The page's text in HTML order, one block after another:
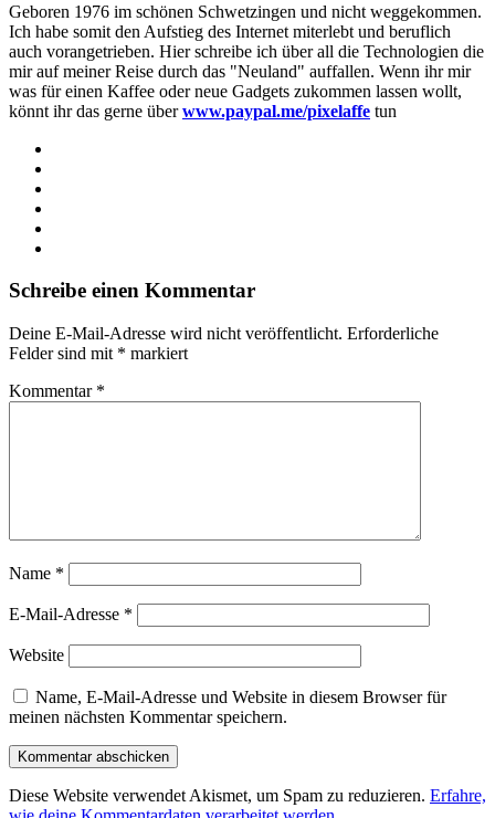
Geboren 1976 im schönen Schwetzingen und nicht weggekommen.
Ich habe somit den Aufstieg des Internet miterlebt und beruflich
auch vorangetrieben. Hier schreibe ich über all die Technologien die
mir auf meiner Reise durch das "Neuland" auffallen. Wenn ihr mir
was für einen Kaffee oder neue Gadgets zukommen lassen wollt,
könnt ihr das gerne überwww.paypal.me/pixelaffe tun
Schreibe einen Kommentar
Deine E-Mail-Adresse wird nicht veröffentlicht. Erforderliche
Felder sind mit * markiert
Kommentar *
Name *
E-Mail-Adresse *
Website
Name, E-Mail-Adresse und Website in diesem Browser für
meinen nächsten Kommentar speichern.
Diese Website verwendet Akismet, um Spam zu reduzieren. Erfahre,